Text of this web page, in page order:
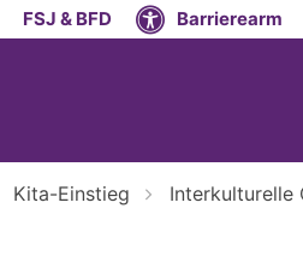
FSJ & BFD Barrierearm
Kita-Einstieg
Interkulturelle